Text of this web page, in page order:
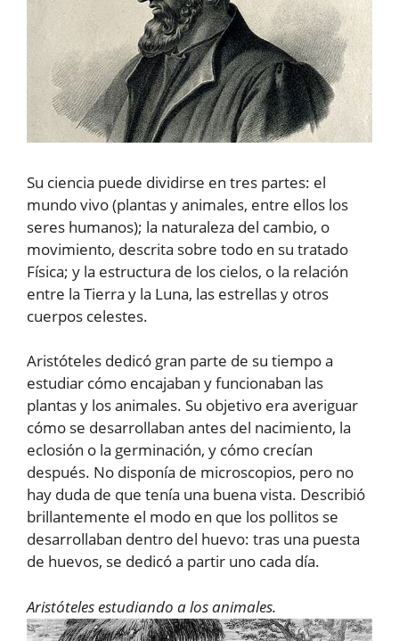
Su ciencia puede dividirse en tres partes: el
mundo vivo (plantas y animales, entre ellos los
seres humanos); la naturaleza del cambio, o
movimiento, descrita sobre todo en su tratado
Física; y la estructura de los cielos, o la relación
entre la Tierra y la Luna, las estrellas y otros
cuerpos celestes.
Aristóteles dedicó gran parte de su tiempo a
estudiar cómo encajaban y funcionaban las
plantas y los animales. Su objetivo era averiguar
cómo se desarrollaban antes del nacimiento, la
eclosión o la germinación, y cómo crecían
después. No disponía de microscopios, pero no
hay duda de que tenía una buena vista. Describió
brillantemente el modo en que los pollitos se
desarrollaban dentro del huevo: tras una puesta
de huevos, se dedicó a partir uno cada día.
Aristóteles estudiando a los animales.